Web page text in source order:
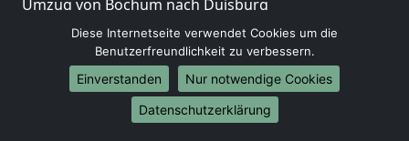
Umzug von Bochum nach Duisburg
Umzug von Bochum nach Bochum
Umzug von Bochum nach Wuppertal
Umzug von Bochum nach Bielefeld
Umzug von Bochum nach Bonn
Umzug von Bochum nach Münster
Diese Internetseite verwendet Cookies um die
Benutzerfreundlichkeit zu verbessern.
Einverstanden
Nur notwendige Cookies
Datenschutzerklärung